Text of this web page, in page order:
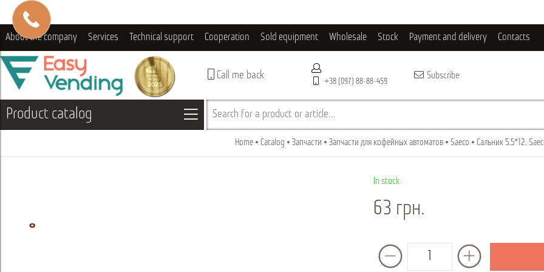
About the company Services Technical support Cooperation Sold equipment Wholesale Stock Payment and delivery Contacts
Call me back
+38 (097) 88-88-459
Subscribe
Product catalog Search for a product or article...
Home Catalog Запчасти Запчасти для кофейных автоматов Saeco Сальник 5.5*12,
In stock
63 грн.